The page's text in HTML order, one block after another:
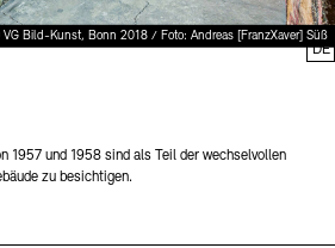
Bild-Kunst, Bonn 2018 / Foto: Andreas [FranzXaver] Süß
1957 und 1958 sind als Teil der wechselvollen
zu besichtigen.
DE